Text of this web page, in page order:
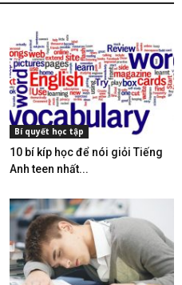
Bí quyết học tập
10 bí kíp học để nói giỏi Tiếng
Anh teen nhất...